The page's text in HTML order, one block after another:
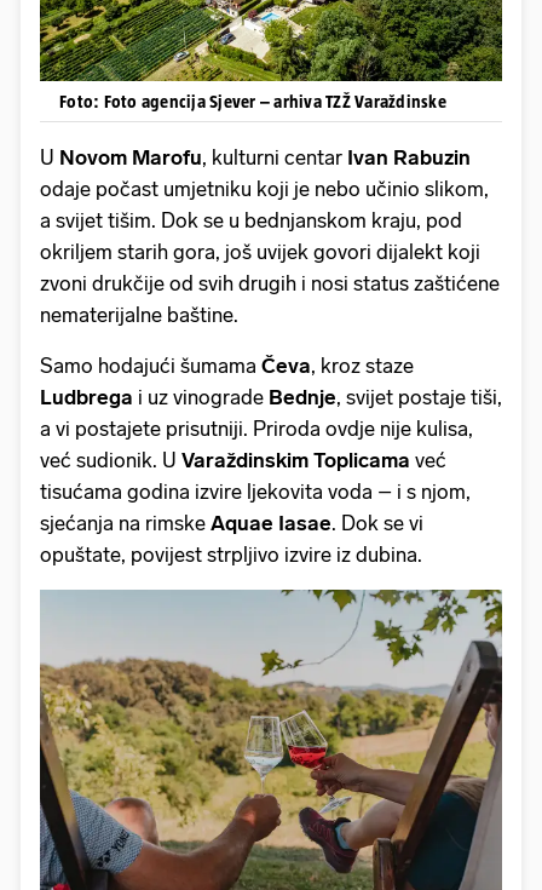
Foto: Foto agencija Sjever – arhiva TZŽ Varaždinske
U Novom Marofu, kulturni centar Ivan Rabuzin
odaje počast umjetniku koji je nebo učinio slikom,
a svijet tišim. Dok se u bednjanskom kraju, pod
okriljem starih gora, još uvijek govori dijalekt koji
zvoni drukčije od svih drugih i nosi status zaštićene
nematerijalne baštine.
Samo hodajući šumama Čeva, kroz staze
Ludbrega i uz vinograde Bednje, svijet postaje tiši,
a vi postajete prisutniji. Priroda ovdje nije kulisa,
već sudionik. U Varaždinskim Toplicama već
tisućama godina izvire ljekovita voda – i s njom,
sjećanja na rimske Aquae Iasae. Dok se vi
opuštate, povijest strpljivo izvire iz dubina.